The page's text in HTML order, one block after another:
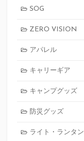
SOG
ZERO VISION
アパレル
キャリーギア
キャンプグッズ
防災グッズ
ライト・ランタン